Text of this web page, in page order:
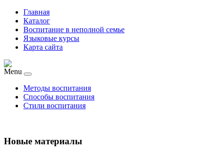
Главная
Каталог
Воспитание в неполной семье
Языковые курсы
Карта сайта
Menu
Методы воспитания
Способы воспитания
Стили воспитания
Новые материалы